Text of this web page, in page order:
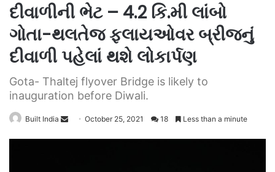
દીવાળીની ભેટ – 4.2 કિ.મી લાંબો
ગોતા-થલતેજ ફ્લાયઓવર બ્રીજનું
દીવાળી પહેલાં થશે લોકાર્પણ
Gota- Thaltej flyover Bridge is likely to
inauguration before Diwali.
Built India
SendOctober 25, 2021 18 Less than a minute